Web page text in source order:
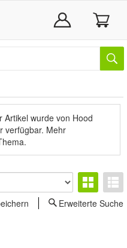
Artikel wurde von Hood
verfügbar. Mehr
Erweiterte Suche